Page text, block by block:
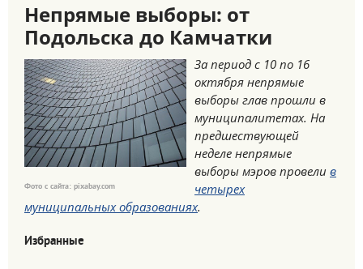
Непрямые выборы: от
Подольска до Камчатки
Фото с сайта: pixabay.com
За период с 10 по 16
октября непрямые
выборы глав прошли в
муниципалитетах. На
предшествующей
неделе непрямые
выборы мэров провели в
четырех
муниципальных образованиях.
Избранные